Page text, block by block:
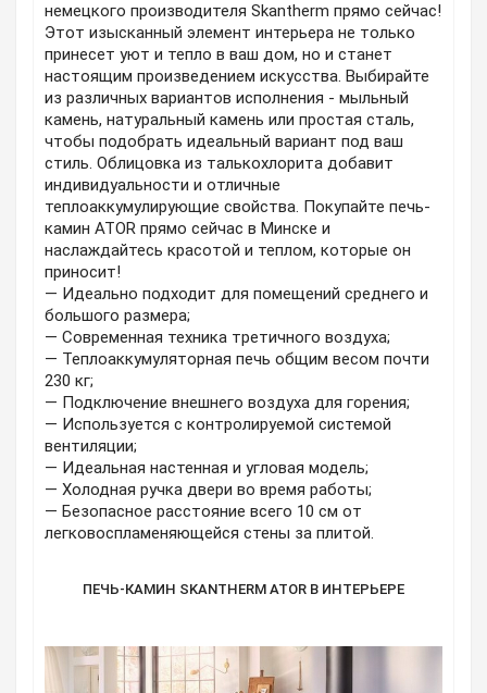
немецкого производителя Skantherm прямо сейчас!
Этот изысканный элемент интерьера не только
принесет уют и тепло в ваш дом, но и станет
настоящим произведением искусства. Выбирайте
из различных вариантов исполнения - мыльный
камень, натуральный камень или простая сталь,
чтобы подобрать идеальный вариант под ваш
стиль. Облицовка из талькохлорита добавит
индивидуальности и отличные
теплоаккумулирующие свойства. Покупайте печь-
камин ATOR прямо сейчас в Минске и
наслаждайтесь красотой и теплом, которые он
приносит!
— Идеально подходит для помещений среднего и
большого размера;
— Современная техника третичного воздуха;
— Теплоаккумуляторная печь общим весом почти
230 кг;
— Подключение внешнего воздуха для горения;
— Используется с контролируемой системой
вентиляции;
— Идеальная настенная и угловая модель;
— Холодная ручка двери во время работы;
— Безопасное расстояние всего 10 см от
легковоспламеняющейся стены за плитой.
ПЕЧЬ-КАМИН SKANTHERM ATOR В ИНТЕРЬЕРЕ